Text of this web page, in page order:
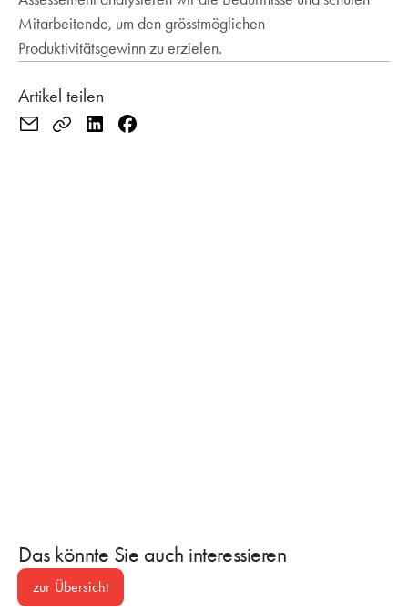
Mitarbeitende, um den grösstmöglichen
Produktivitätsgewinn zu erzielen.
Artikel teilen
Das könnte Sie auch interessieren
zur Übersicht